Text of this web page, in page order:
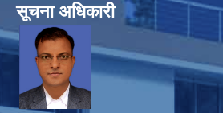
सूचना अधिकारी